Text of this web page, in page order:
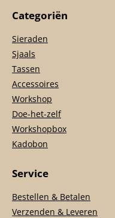
Categoriën
Sieraden
Sjaals
Tassen
Accessoires
Workshop
Doe-het-zelf
Workshopbox
Kadobon
Service
Bestellen & Betalen
Verzenden & Leveren